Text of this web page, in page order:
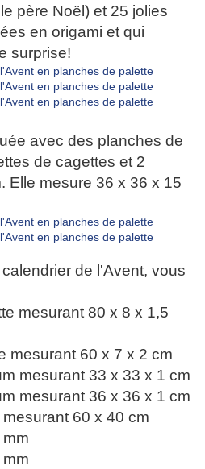
père Noël) et 25 jolies
en origami et qui
surprise!
avec des planches de
de cagettes et 2
Elle mesure 36 x 36 x 15
de l'Avent, vous
mesurant 80 x 8 x 1,5
mesurant 60 x 7 x 2 cm
mesurant 33 x 33 x 1 cm
mesurant 36 x 36 x 1 cm
60 x 40 cm